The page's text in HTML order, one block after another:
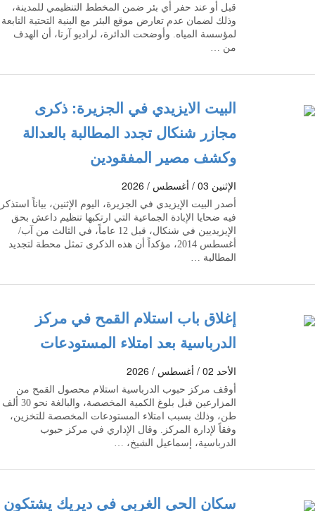
قبل أو عند حفر أي بئر ضمن المخطط التنظيمي للمدينة،
وذلك لضمان عدم تعارض موقع البئر مع البنية التحتية التابعة
لمؤسسة المياه. وأوضحت الدائرة، لراديو آرتا، أن الهدف
من …
البيت الايزيدي في الجزيرة: ذكرى
مجازر شنكال تجدد المطالبة بالعدالة
وكشف مصير المفقودين
الإثنين 03 / أغسطس / 2026
أصدر البيت الإيزيدي في الجزيرة، اليوم الإثنين، بياناً استذكر
فيه ضحايا الإبادة الجماعية التي ارتكبها تنظيم داعش بحق
الإيزيديين في شنكال، قبل 12 عاماً، في الثالث من آب/
أغسطس 2014، مؤكداً أن هذه الذكرى تمثل محطة لتجديد
المطالبة …
إغلاق باب استلام القمح في مركز
الدرباسية بعد امتلاء المستودعات
الأحد 02 / أغسطس / 2026
أوقف مركز حبوب الدرباسية استلام محصول القمح من
المزارعين قبل بلوغ الكمية المخصصة، والبالغة نحو 30 ألف
طن، وذلك بسبب امتلاء المستودعات المخصصة للتخزين،
وفقاً لإدارة المركز. وقال الإداري في مركز حبوب
الدرباسية، إسماعيل الشيخ، …
سكان الحي الغربي في ديريك يشتكون